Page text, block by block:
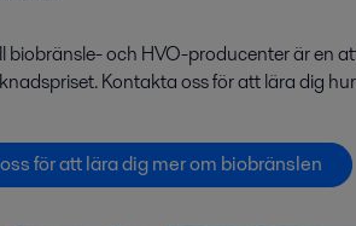
biobränsle- och HVO-producenter är en
Kontakta oss för att lära dig
för att lära dig mer om biobränslen